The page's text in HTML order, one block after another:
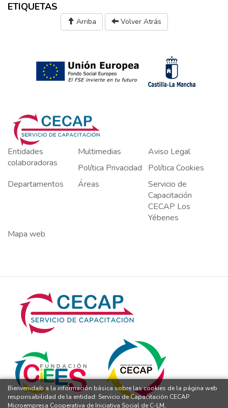
ETIQUETAS
Arriba Volver Atrás
Entidades
colaboradoras
Multimedias
Aviso Legal
Política Privacidad
Política Cookies
Departamentos
Áreas
Servicio de
Capacitación
CECAP Los
Yébenes
Mapa web
Bienvenida/o a la información básica sobre las cookies de la página web
responsabilidad de la entidad: Servicio de Capacitación CECAP
Microempresa Cooperativa de Iniciativa Social de C-LM,